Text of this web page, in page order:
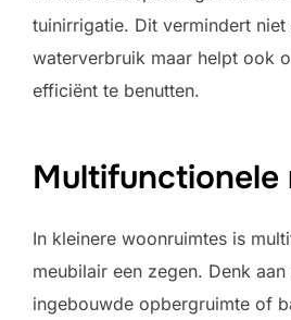
tuinirrigatie. Dit vermindert niet
waterverbruik maar helpt ook
efficiënt te benutten.
Multifunctionele
In kleinere woonruimtes is
meubilair een zegen. Denk
ingebouwde opbergruimte of